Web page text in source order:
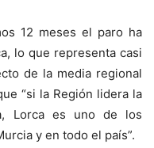
12 meses el paro ha
lo que representa casi
de la media regional
“si la Región lidera la
Lorca es uno de los
y en todo el país”.